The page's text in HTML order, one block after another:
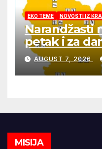
EKO TEME NOVOSTI IZ
Narandžasti
petak i za
nastanka i
otvorenom i
AUGUST 7, 2026
MISIJA